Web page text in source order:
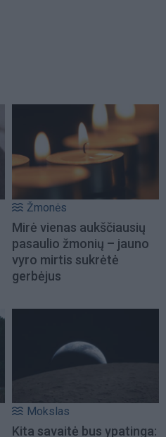
Žmonės
Mirė vienas aukščiausių
pasaulio žmonių – jauno
vyro mirtis sukrėtė
gerbėjus
Mokslas
Kita savaitė bus ypatinga: